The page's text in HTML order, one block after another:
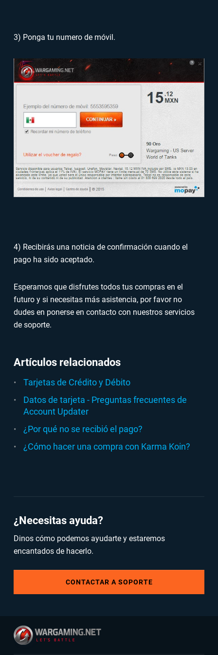
3) Ponga tu numero de móvil.
4) Recibirás una noticia de confirmación cuando el
pago ha sido aceptado.
Esperamos que disfrutes todos tus compras en el
futuro y si necesitas más asistencia, por favor no
dudes en ponerse en contacto con nuestros servicios
de soporte.
Artículos relacionados
Tarjetas de Crédito y Débito
Datos de tarjeta - Preguntas frecuentes de
Account Updater
¿Por qué no se recibió el pago?
¿Cómo hacer una compra con Karma Koin?
¿Necesitas ayuda?
Dinos cómo podemos ayudarte y estaremos
encantados de hacerlo.
CONTACTAR A SOPORTE